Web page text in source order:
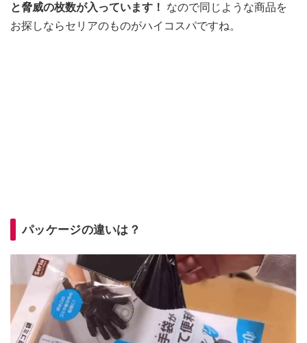
と脅威の枚数が入っています！ なので同じような商品を
お探しならセリアのものがハイコスパですね。
パッケージの違いは？